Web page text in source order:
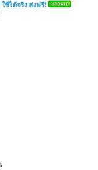
ช้ได้จริง ส่งฟรี!